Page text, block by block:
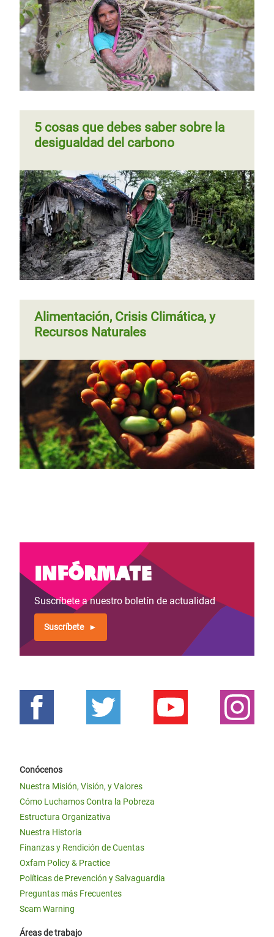
Tifón Phanfone en Filipinas: luces,
vidas y medios de subsistencia
apagados por Navidad
Paginación Página 1Siguiente
página
››
¿Quién paga el precio?
Informe paralelo de 2018 sobre
financiación climática
Paginación
Página
anterior
‹‹ Página 2Siguiente
página
››
5 cosas que debes saber sobre la
desigualdad del carbono
Alimentación, Crisis Climática, y
Recursos Naturales
Infórmate
Suscríbete a nuestro boletín de actualidad
Suscríbete
Conócenos
Nuestra Misión, Visión, y Valores
Cómo Luchamos Contra la Pobreza
Estructura Organizativa
Nuestra Historia
Finanzas y Rendición de Cuentas
Oxfam Policy & Practice
Políticas de Prevención y Salvaguardia
Preguntas más Frecuentes
Scam Warning
Áreas de trabajo